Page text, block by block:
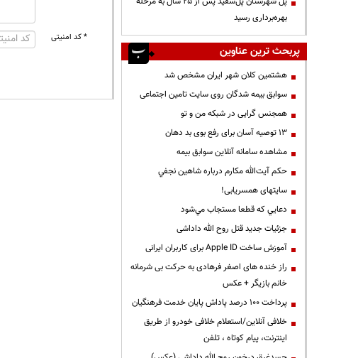
* کد امنیتی
بهره‌برداری رسید
پربحث ترین عناوین
هشتمین کلان شهر ایران مشخص شد
سوابق بیمه شدگان روی سایت تامین اجتماعی
همجنس گرایی در شبکه من و تو
13 توصیه آسان برای رفع بوی بد دهان
مشاهده سامانه آنلاين سوابق بیمه
حكم آيت‌الله مكارم درباره شاهين نجفي
سایتهای همسریابی!
دعايي كه قطعا مستجاب مي‌شود
جزئیات جدید قتل روح الله داداشی
آموزش ساخت Apple ID برای کاربران ایرانی
راز خنده های اصغر فرهادی به حرکت بی شرمانه
خانم بازیگر + عکس
پرداخت ۱۰۰ درصد پاداش پایان خدمت فرهنگیان
خلافی آنلاین/استعلام خلافی خودرو از طریق
اینترنت، پیام کوتاه ، تلفن